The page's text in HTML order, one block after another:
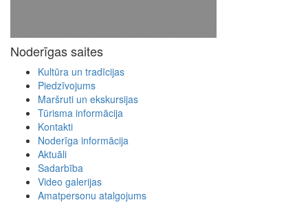
Noderīgas saites
Kultūra un tradīcijas
Piedzīvojums
Maršruti un ekskursijas
Tūrisma informācija
Kontakti
Noderīga informācija
Aktuāli
Sadarbība
Video galerijas
Amatpersonu atalgojums